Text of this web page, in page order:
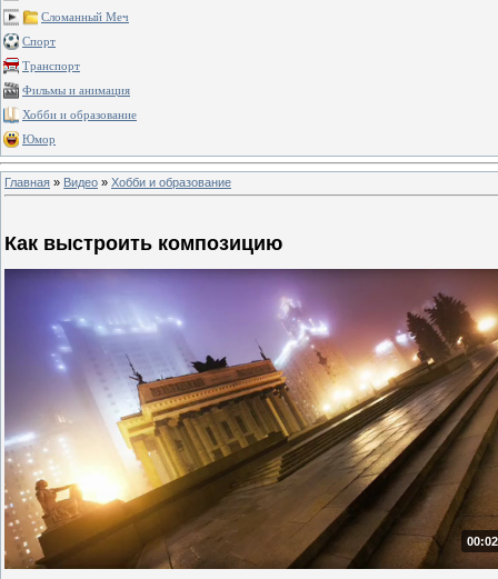
Сломанный Меч
Спорт
Транспорт
Фильмы и анимация
Хобби и образование
Юмор
Главная » Видео » Хобби и образование
Как выстроить композицию